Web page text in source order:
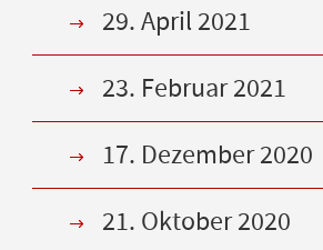
29. April 2021
23. Februar 2021
17. Dezember 2020
21. Oktober 2020